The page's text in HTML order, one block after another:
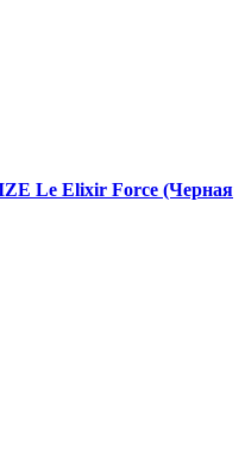
Le Elixir Force (Черная